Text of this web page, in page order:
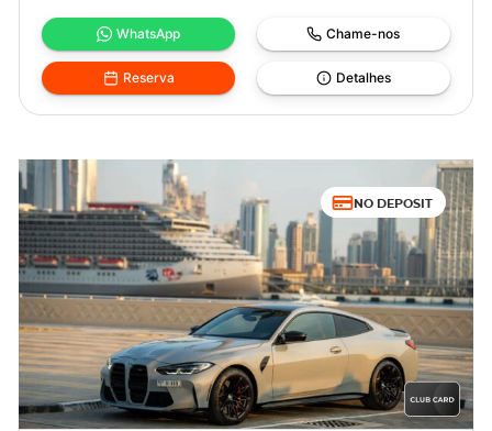
WhatsApp Chame-nos
Reserva Detalhes
NO DEPOSIT